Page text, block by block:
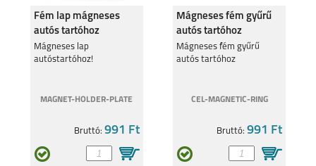
SAMSUNG GALAXY
FLIP8
SAMSUNG GALAXY
S26 PLUS
S26 ULTRA
Fém lap mágneses
autós tartóhoz
Mágneses lap
autóstartóhoz!
MAGNET-HOLDER-PLATE
Bruttó: 991 Ft
Mágneses fém gyűrű
autós tartóhoz
Mágneses fém gyűrű
autós tartóhoz
CEL-MAGNETIC-RING
Bruttó:991 Ft